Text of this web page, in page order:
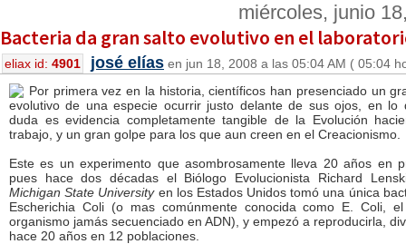
miércoles, junio
Bacteria da gran salto evolutivo en el
eliax id: 4901 josé elías en jun 18, 2008 a las 05:04 AM ( 05:04
Por primera vez en la historia, científicos han presenciado un
evolutivo de una especie ocurrir justo delante de sus ojos, en lo
duda es evidencia completamente tangible de la Evolución
trabajo, y un gran golpe para los que aun creen en el Creacionismo.
Este es un experimento que asombrosamente lleva 20 años en
pues hace dos décadas el Biólogo Evolucionista Richard
Michigan State Universityen los Estados Unidos tomó una única
Escherichia Coli (o mas comúnmente conocida como E. Coli,
organismo jamás secuenciado en ADN), y empezó a reproducirla,
hace 20 años en 12 poblaciones.